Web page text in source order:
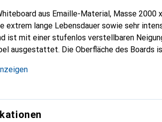
aus Emaille-Material, Masse
extrem lange Lebensdauer sowie sehr
ist mit einer stufenlos verstellbaren
ausgestattet. Die Oberfläche des Boards
bei Seminaren und Workshops verwendet